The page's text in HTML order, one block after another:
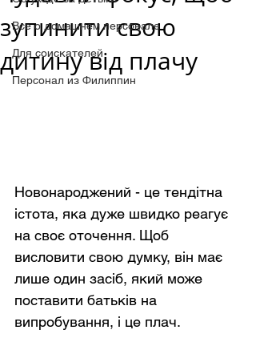
Все о домашнем персонале
Для соискателей
Персонал из Филиппин
зупинити свою
дитину від плачу
Новонароджений - це тендітна
істота, яка дуже швидко реагує
на своє оточення. Щоб
висловити свою думку, він має
лише один засіб, який може
поставити батьків на
випробування, і це плач.